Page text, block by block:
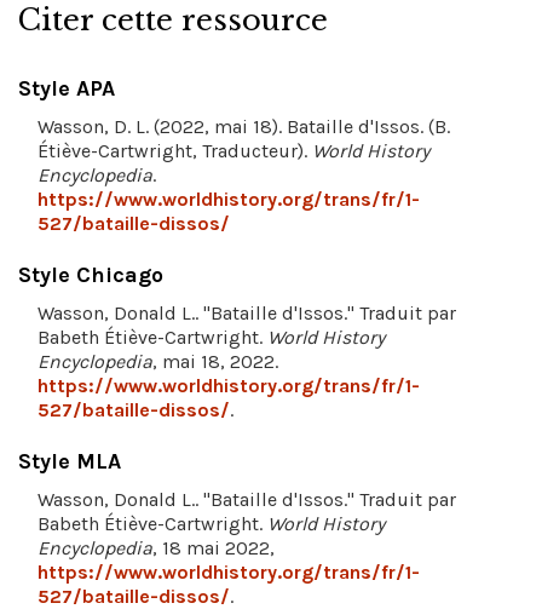
Citer cette ressource
Style APA
Wasson, D. L. (2022, mai 18). Bataille d'Issos. (B.
Étiève-Cartwright, Traducteur). World History
Encyclopedia.
https://www.worldhistory.org/trans/fr/1-
527/bataille-dissos/
Style Chicago
Wasson, Donald L.. "Bataille d'Issos." Traduit par
Babeth Étiève-Cartwright. World History
Encyclopedia, mai 18, 2022.
https://www.worldhistory.org/trans/fr/1-
527/bataille-dissos/.
Style MLA
Wasson, Donald L.. "Bataille d'Issos." Traduit par
Babeth Étiève-Cartwright. World History
Encyclopedia, 18 mai 2022,
https://www.worldhistory.org/trans/fr/1-
527/bataille-dissos/.